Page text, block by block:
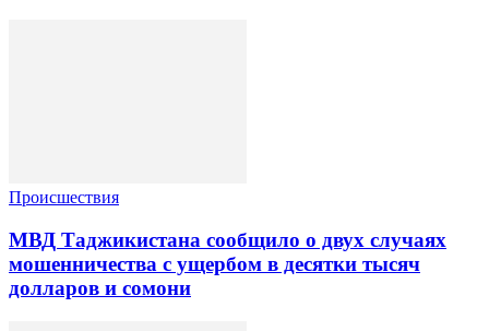
Происшествия
МВД Таджикистана сообщило о двух случаях
мошенничества с ущербом в десятки тысяч
долларов и сомони